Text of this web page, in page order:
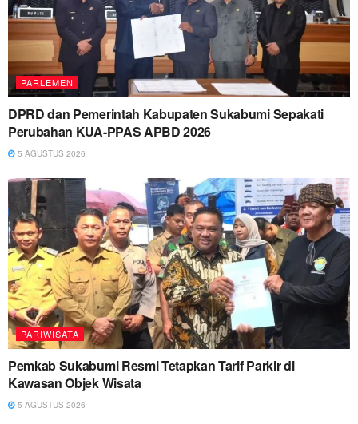
PARLEMEN
DPRD dan Pemerintah Kabupaten Sukabumi Sepakati
Perubahan KUA-PPAS APBD 2026
5 AGUSTUS 2026
PARIWISATA
Pemkab Sukabumi Resmi Tetapkan Tarif Parkir di
Kawasan Objek Wisata
5 AGUSTUS 2026